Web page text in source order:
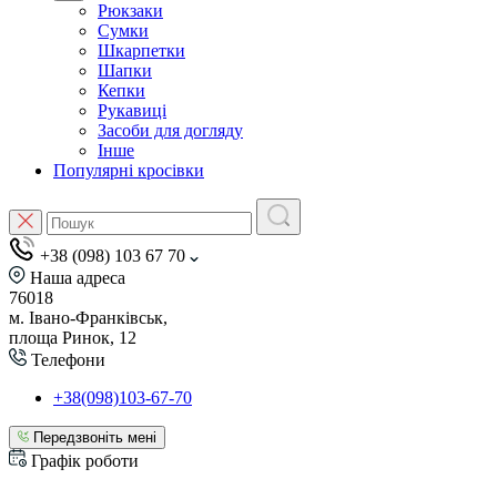
Рюкзаки
Сумки
Шкарпетки
Шапки
Кепки
Рукавиці
Засоби для догляду
Інше
Популярні кросівки
+38 (098) 103 67 70
Наша адреса
76018
м. Івано-Франківськ,
площа Ринок, 12
Телефони
+38(098)103-67-70
Передзвоніть мені
Графік роботи